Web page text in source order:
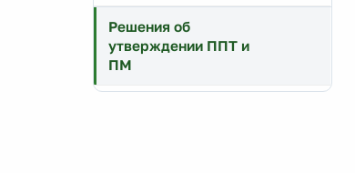
Решения об
утверждении ППТ и
ПМ